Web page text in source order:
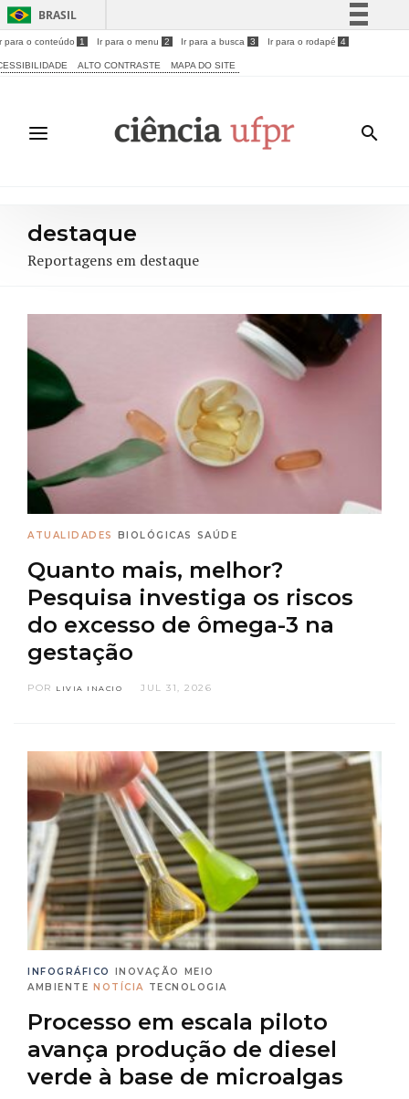
BRASIL
Simplifique!
Acesso à informação
Legislação
para o conteúdo 1 Ir para o menu 2 Ir para a busca 3 Ir para o rodapé 4
ALTO CONTRASTE MAPA DO SITE
destaque
Reportagens em destaque
ATUALIDADES BIOLÓGICAS SAÚDE
Quanto mais, melhor?
Pesquisa investiga os riscos
do excesso de ômega-3 na
gestação
POR LIVIA INACIO JUL 31, 2026
INFOGRÁFICO INOVAÇÃO
MEIO
AMBIENTE NOTÍCIA TECNOLOGIA
Processo em escala piloto
avança produção de diesel
verde à base de microalgas